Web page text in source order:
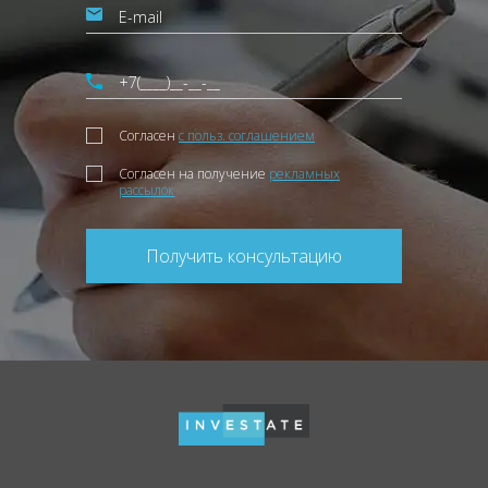
Согласен с польз. соглашением
Согласен на получение рекламных
рассылок
Получить консультацию